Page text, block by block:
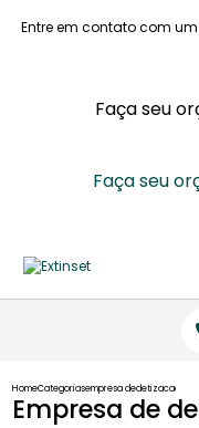
Entre em contato com
Faça seu
Faça seu
HomeCategoriasempresa dedetizacao
Empresa de